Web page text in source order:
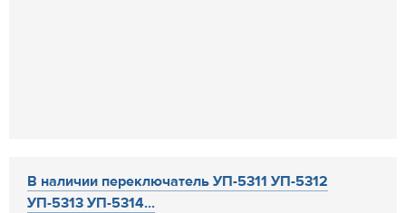
В наличии переключатель УП-5311 УП-5312
УП-5313 УП-5314...